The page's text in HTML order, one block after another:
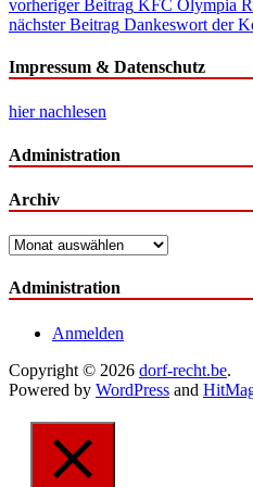
Beitragsnavigation
vorheriger Beitrag KFC Olympia
nächster Beitrag Dankeswort der
Impressum & Datenschutz
hier nachlesen
Administration
Archiv
Archiv
Administration
Anmelden
Copyright © 2026 dorf-recht.be.
Powered by WordPress and